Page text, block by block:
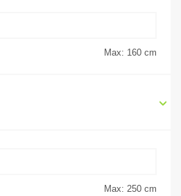
Max: 160 cm
Max: 250 cm